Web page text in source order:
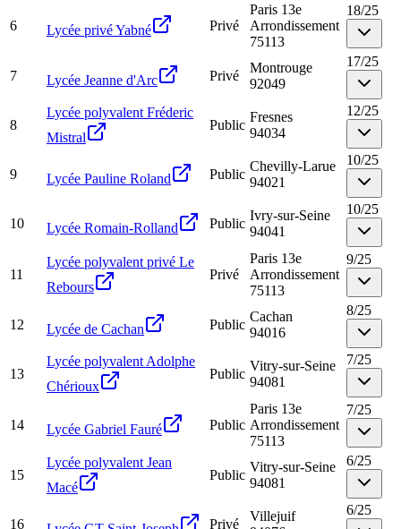
6 Lycée privé Yabné Privé
Paris 13e
Arrondissement
75113
18/25
7 Lycée Jeanne d'Arc Privé
Montrouge
92049
17/25
8
Lycée polyvalent Fréderic
Mistral
Public
Fresnes
94034
12/25
9 Lycée Pauline Roland Public
Chevilly-Larue
94021
10/25
10 Lycée Romain-Rolland Public
Ivry-sur-Seine
94041
10/25
11
Lycée polyvalent privé Le
Rebours
Privé
Paris 13e
Arrondissement
75113
9/25
12 Lycée de Cachan Public
Cachan
94016
8/25
13
Lycée polyvalent Adolphe
Chérioux
Public
Vitry-sur-Seine
94081
7/25
14 Lycée Gabriel Fauré Public
Paris 13e
Arrondissement
75113
7/25
15
Lycée polyvalent Jean
Macé
Public
Vitry-sur-Seine
94081
6/25
16 Privé
Villejuif
6/25